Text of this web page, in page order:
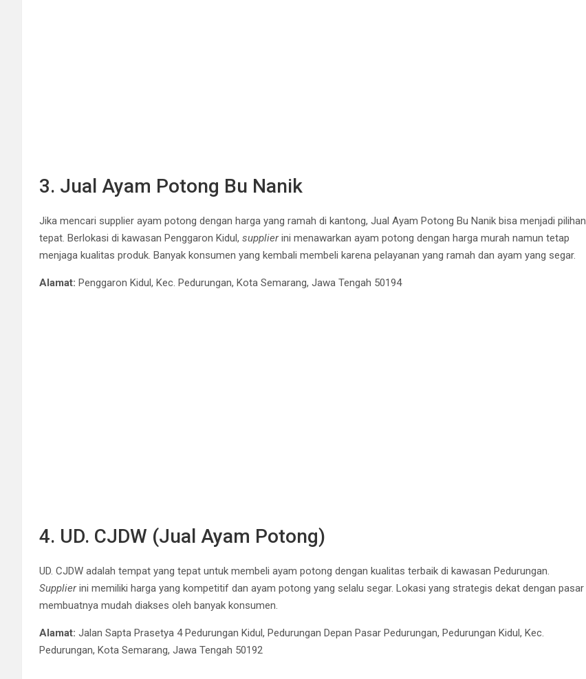
3. Jual Ayam Potong Bu Nanik
Jika mencari supplier ayam potong dengan harga yang ramah di kantong, Jual Ayam Potong Bu Nanik bisa menjadi pilihan
tepat. Berlokasi di kawasan Penggaron Kidul, supplierini menawarkan ayam potong dengan harga murah namun tetap
menjaga kualitas produk. Banyak konsumen yang kembali membeli karena pelayanan yang ramah dan ayam yang segar.
Alamat: Penggaron Kidul, Kec. Pedurungan, Kota Semarang, Jawa Tengah 50194
4. UD. CJDW (Jual Ayam Potong)
UD. CJDW adalah tempat yang tepat untuk membeli ayam potong dengan kualitas terbaik di kawasan Pedurungan.
Supplierini memiliki harga yang kompetitif dan ayam potong yang selalu segar. Lokasi yang strategis dekat dengan pasar
membuatnya mudah diakses oleh banyak konsumen.
Alamat: Jalan Sapta Prasetya 4 Pedurungan Kidul, Pedurungan Depan Pasar Pedurungan, Pedurungan Kidul, Kec.
Pedurungan, Kota Semarang, Jawa Tengah 50192